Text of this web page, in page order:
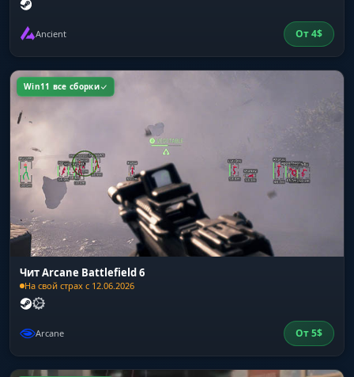
Ancient От4$
Win11 все сборки
Чит Arcane Battlefield 6
На свой страх с 12.06.2026
Arcane От5$